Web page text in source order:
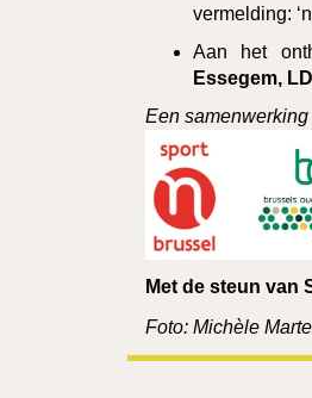
vermelding:
Aan het
Essegem,
Een samenwerking
Met de steun van
Foto: Michèle